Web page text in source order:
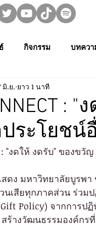
กิจกรรม บทควา
ม👀🍿 MUPA On
Art Creative Thai
การประชุมวิชาการและงาน
ระโยชน์
มิ.ย. ยาว 1 นาที
: "งดให้ งดรับ" ของข
ดง มหาวิทยาลัยบูรพ
เสียทุกภาคส่วน ร่วม
Policy) จากการป
ร้างวัฒนธรรมองค์กร